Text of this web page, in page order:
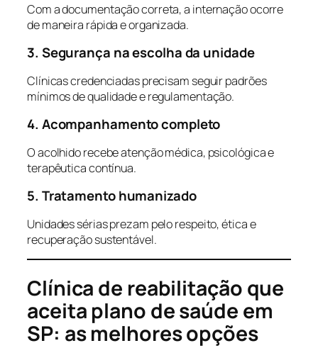
Com a documentação correta, a internação ocorre
de maneira rápida e organizada.
3. Segurança na escolha da unidade
Clínicas credenciadas precisam seguir padrões
mínimos de qualidade e regulamentação.
4. Acompanhamento completo
O acolhido recebe atenção médica, psicológica e
terapêutica contínua.
5. Tratamento humanizado
Unidades sérias prezam pelo respeito, ética e
recuperação sustentável.
Clínica de reabilitação que
aceita plano de saúde em
SP: as melhores opções